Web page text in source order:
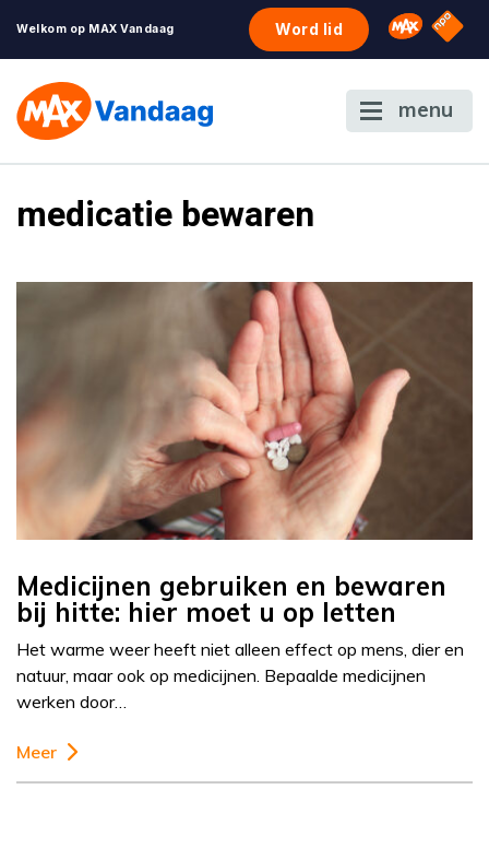
Welkom op MAX Vandaag Word lid Omroep
NPO
menu
medicatie bewaren
Medicijnen gebruiken en bewaren
bij hitte: hier moet u op letten
Het warme weer heeft niet alleen effect op mens, dier en
natuur, maar ook op medicijnen. Bepaalde medicijnen
werken door…
Meer